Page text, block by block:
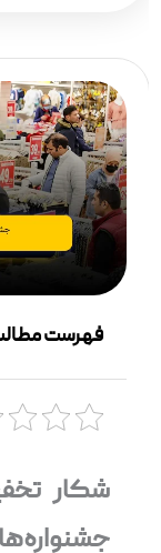
فهرست مطالب
شکار